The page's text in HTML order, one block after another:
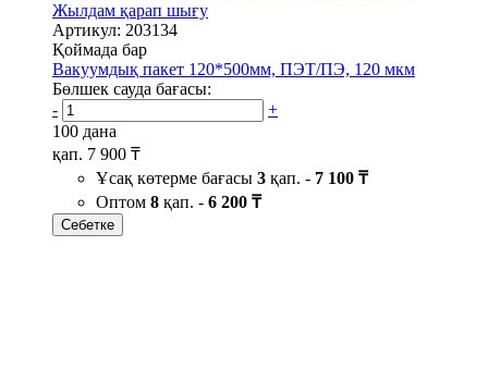
Жылдам қарап шығу
Артикул: 203134
Қоймада бар
Вакуумдық пакет 120*500мм, ПЭТ/ПЭ, 120 мкм
Бөлшек сауда бағасы:
-
+
100 дана
қап. 7 900 ₸
Ұсақ көтерме бағасы 3 қап. - 7 100 ₸
Оптом 8 қап. - 6 200 ₸
Себетке